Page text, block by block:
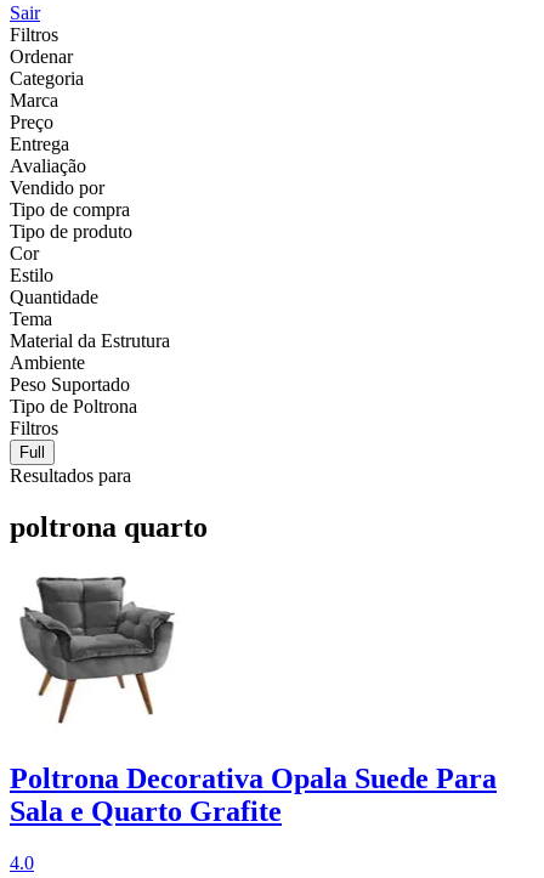
Sair
Filtros
Ordenar
Categoria
Marca
Preço
Entrega
Avaliação
Vendido por
Tipo de compra
Tipo de produto
Cor
Estilo
Quantidade
Tema
Material da Estrutura
Ambiente
Peso Suportado
Tipo de Poltrona
Filtros
Full
Resultados para
poltrona quarto
Poltrona Decorativa Opala Suede Para
Sala e Quarto Grafite
4.0